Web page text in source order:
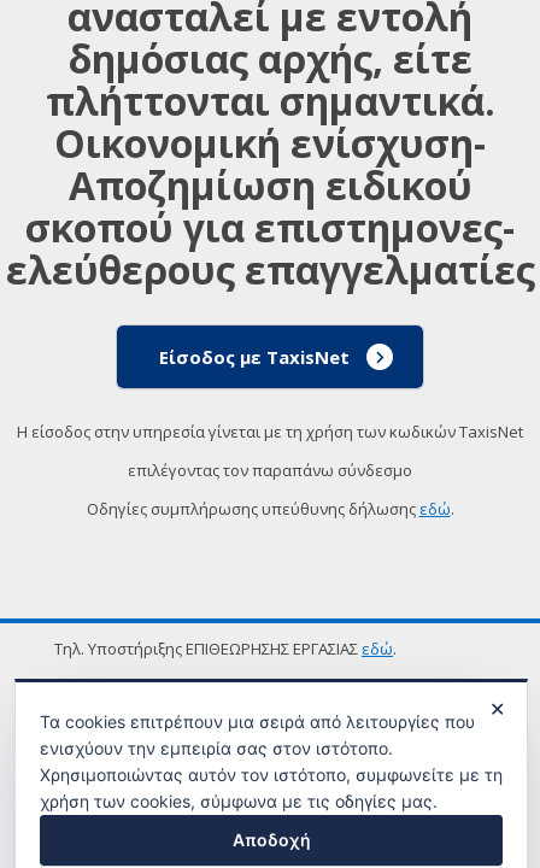
ανασταλεί με εντολή
δημόσιας αρχής, είτε
πλήττονται σημαντικά.
Οικονομική ενίσχυση-
Αποζημίωση ειδικού
σκοπού για επιστημονες-
ελεύθερους επαγγελματίες
Είσοδος με TaxisNet
Η είσοδος στην υπηρεσία γίνεται με τη χρήση των κωδικών TaxisNet
επιλέγοντας τον παραπάνω σύνδεσμο
Οδηγίες συμπλήρωσης υπεύθυνης δήλωσης εδώ.
Τηλ. Υποστήριξης ΕΠΙΘΕΩΡΗΣΗΣ ΕΡΓΑΣΙΑΣ εδώ.
ΟΡΟΙ ΧΡΗΣΗΣ
✕
Τα cookies επιτρέπουν μια σειρά από λειτουργίες που
ενισχύουν την εμπειρία σας στον ιστότοπο.
Χρησιμοποιώντας αυτόν τον ιστότοπο, συμφωνείτε με τη
χρήση των cookies, σύμφωνα με τις οδηγίες μας.
Αποδοχή